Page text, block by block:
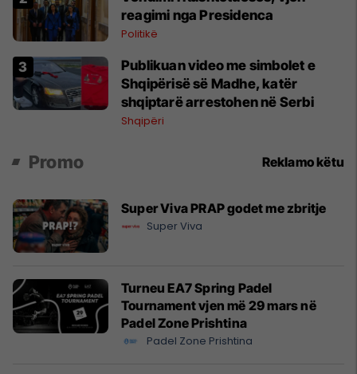
reagimi nga Presidenca
Politikë
Publikuan video me simbolet e
Shqipërisë së Madhe, katër
shqiptarë arrestohen në Serbi
Shqipëri
Promo Reklamo këtu
Super Viva PRAP godet me zbritje
Super Viva
Turneu EA7 Spring Padel
Tournament vjen më 29 mars në
Padel Zone Prishtina
Padel Zone Prishtina